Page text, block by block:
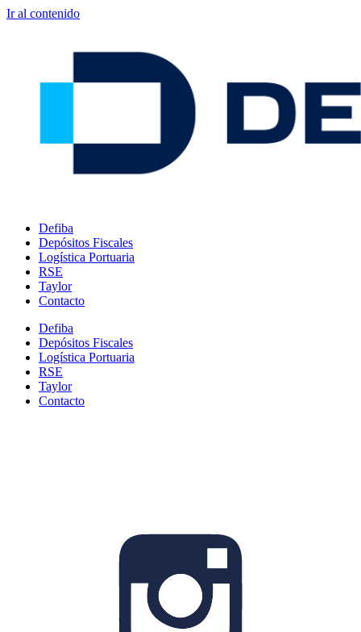
Ir al contenido
Defiba
Depósitos Fiscales
Logística Portuaria
RSE
Taylor
Contacto
Defiba
Depósitos Fiscales
Logística Portuaria
RSE
Taylor
Contacto